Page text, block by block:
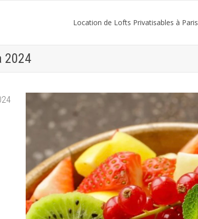
Location de Lofts Privatisables à Paris
2024